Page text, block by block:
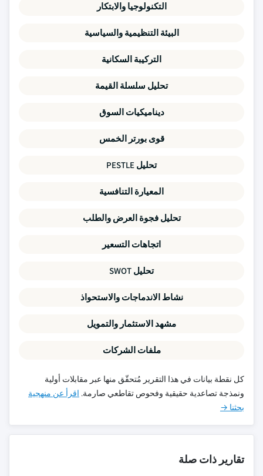
التكنولوجيا والابتكار
البيئة التنظيمية والسياسية
التركيبة السكانية
تحليل سلسلة القيمة
ديناميكيات السوق
قوى بورتر الخمس
تحليل PESTLE
المعيارة التنافسية
تحليل فجوة العرض والطلب
اتجاهات التسعير
تحليل SWOT
نشاط الاندماجات والاستحواذ
مشهد الاستثمار والتمويل
ملفات الشركات
كل نقطة بيانات في هذا التقرير مُتحقّق منها عبر مقابلات أولية
ونمذجة تصاعدية حقيقية وفحوص تقاطعي صارمة. اقرأ عن منهجية
بحثنا →
تقارير ذات صلة